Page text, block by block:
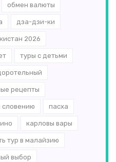
обмен валюты
дза-дзи-ки
2026
туры с детьми
рецепты
словению пасха
карловы вары
тур в малайзию
выбор